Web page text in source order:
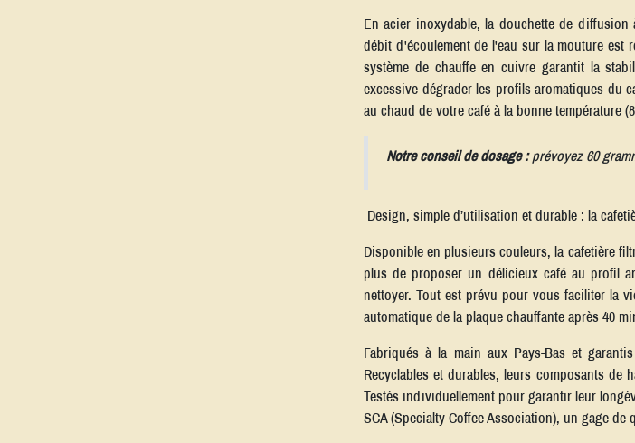
En acier inoxydable, la douchette de
débit d'écoulement de l'eau sur la mouture est
système de chauffe en cuivre garantit la
excessive dégrader les profils aromatiques du
au chaud de votre café à la bonne température
Notre conseil de dosage :prévoyez 60
Design, simple d’utilisation et durable : la
Disponible en plusieurs couleurs, la cafetière
plus de proposer un délicieux café au profil
nettoyer. Tout est prévu pour vous faciliter la
automatique de la plaque chauffante après 40
Fabriqués à la main aux Pays-Bas et
Recyclables et durables, leurs composants
Testés individuellement pour garantir leur
SCA (Specialty Coffee Association), un gage de